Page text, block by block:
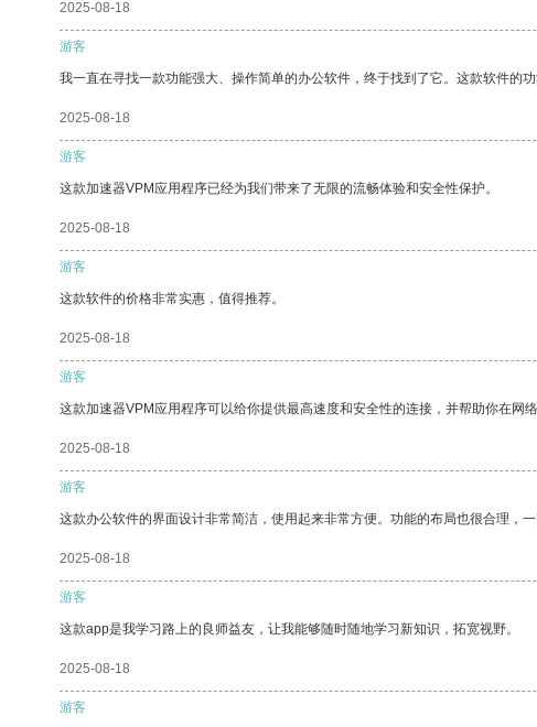
2025-08-18
游客
我一直在寻找一款功能强大、操作简单的办公软件，终于找到了它。这款软件的
2025-08-18
游客
这款加速器VPM应用程序已经为我们带来了无限的流畅体验和安全性保护。
2025-08-18
游客
这款软件的价格非常实惠，值得推荐。
2025-08-18
游客
这款加速器VPM应用程序可以给你提供最高速度和安全性的连接，并帮助你在网络
2025-08-18
游客
这款办公软件的界面设计非常简洁，使用起来非常方便。功能的布局也很合理，一
2025-08-18
游客
这款app是我学习路上的良师益友，让我能够随时随地学习新知识，拓宽视野。
2025-08-18
游客